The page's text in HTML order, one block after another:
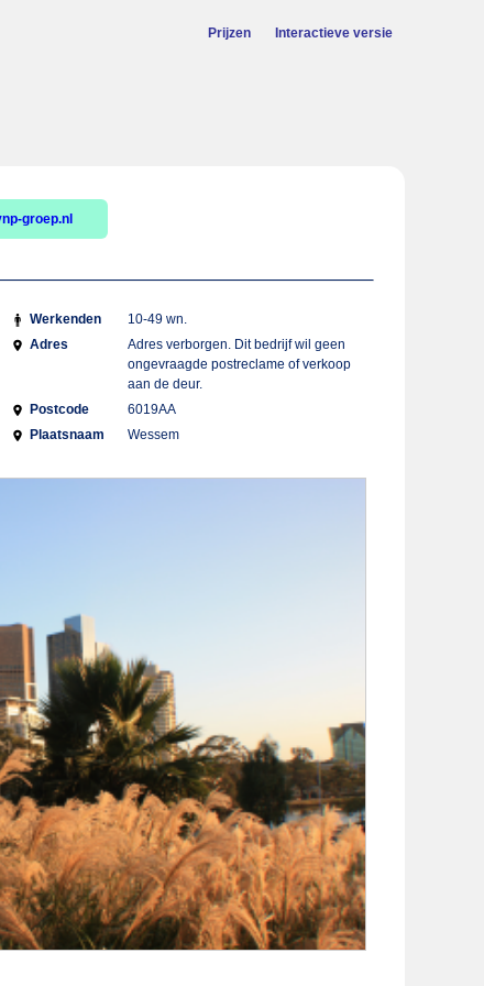
Prijzen Interactieve versie
groep.nl
Werkenden
10-49 wn.
Adres
Adres verborgen. Dit bedrijf wil geen
ongevraagde postreclame of verkoop
aan de deur.
Postcode
6019AA
Plaatsnaam
Wessem